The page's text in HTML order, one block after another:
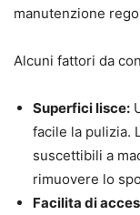
manutenzione
Alcuni fattori da
Superfici lisce:
facile la pulizia.
suscettibili a
rimuovere lo
Facilita di